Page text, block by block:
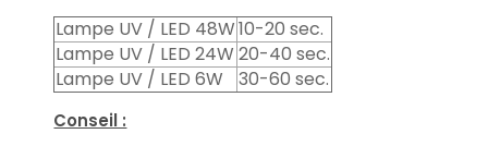
Lampe UV / LED 48W10-20 sec.
Lampe UV / LED 24W 20-40 sec.
Lampe UV / LED 6W
30-60 sec.
Conseil :